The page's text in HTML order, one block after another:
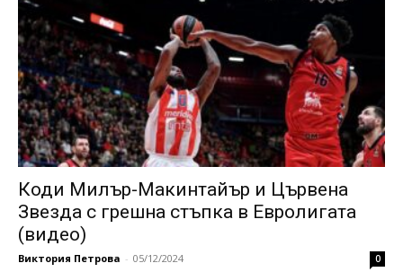
Коди Милър-Макинтайър и Цървена
Звезда с грешна стъпка в Евролигата
(видео)
Виктория Петрова - 05/12/2024 0